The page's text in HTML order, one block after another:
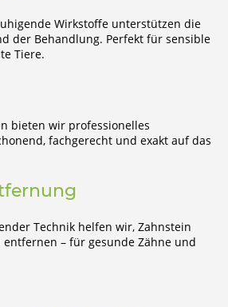
Wirkstoffe unterstützen die
der Behandlung. Perfekt für sensible
Tiere.
bieten wir professionelles
fachgerecht und exakt auf das
Technik helfen wir, Zahnstein
– für gesunde Zähne und